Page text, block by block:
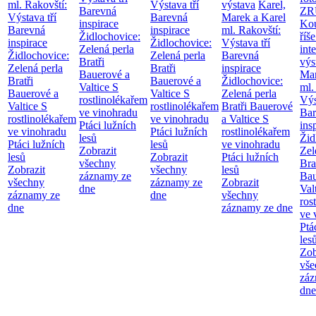
ml. Rakovští:
Výstava tří
Barevná
inspirace
Židlochovice:
Zelená perla
Bratři
Bauerové a
Valtice S
rostlinolékařem
ve vinohradu
Ptáci lužních
lesů
Zobrazit
všechny
záznamy ze
dne
Barevná
inspirace
Židlochovice:
Zelená perla
Bratři
Bauerové a
Valtice S
rostlinolékařem
ve vinohradu
Ptáci lužních
lesů
Zobrazit
všechny
záznamy ze
dne
Výstava tří
Barevná
inspirace
Židlochovice:
Zelená perla
Bratři
Bauerové a
Valtice S
rostlinolékařem
ve vinohradu
Ptáci lužních
lesů
Zobrazit
všechny
záznamy ze
dne
výstava Karel,
Marek a Karel
ml. Rakovští:
Výstava tří
Barevná
inspirace
Židlochovice:
Zelená perla
Bratři Bauerové
a Valtice S
rostlinolékařem
ve vinohradu
Ptáci lužních
lesů
Zobrazit
všechny
záznamy ze dne
ml.
ve
dne